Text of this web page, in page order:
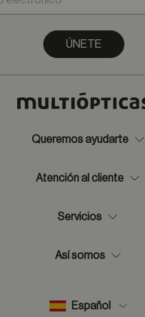
ÚNETE
Queremos ayudarte
Atención al cliente
Servicios
Así somos
Español